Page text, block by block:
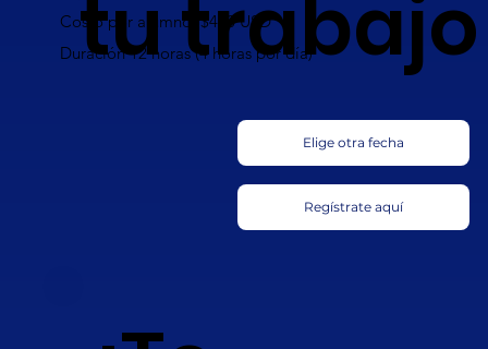
tu trabajo
Elige otra fecha
Duración 12 horas (4 horas por día)
Regístrate aquí
Costo por alumno: $420 USD